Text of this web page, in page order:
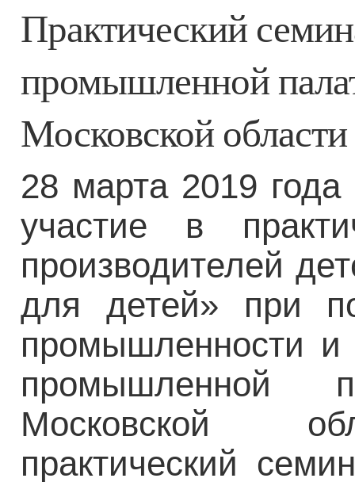
Практический
промышленной
Московской области
28 марта 2019
участие в
производителей
для детей» при
промышленности и
промышленной
Московской
практический